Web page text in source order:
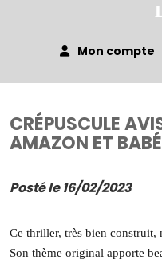
Mon compte
CRÉPUSCULE
AMAZON ET
Posté le 16/02/2023
Ce thriller, très bien construit,
Son thème original apporte